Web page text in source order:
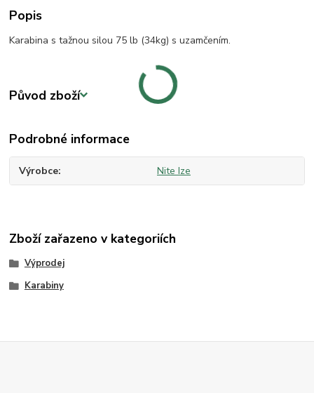
Popis
Karabina s tažnou silou 75 lb (34kg) s uzamčením.
Původ zboží
Podrobné informace
Výrobce Nite Ize
Zboží zařazeno v kategoriích
Výprodej
Karabiny